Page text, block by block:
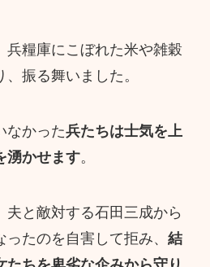
兵糧庫にこぼれた米や雑穀
振る舞いました。
なかった兵たちは士気を上
湧かせます。
夫と敵対する石田三成から
たのを自害して拒み、 結